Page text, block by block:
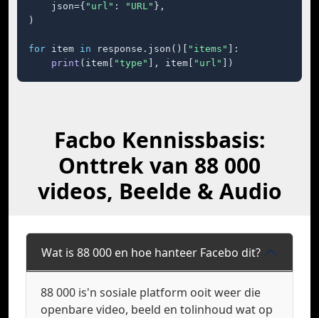
    json={
"url" : "URL" },
)
for item in response.json()[ "items"
]:
print (item[ "type" ], item[ "url" ])
Facbo Kennissbasis:
Onttrek van 88 000
videos, Beelde & Audio
Wat is 88 000 en hoe hanteer Facebo dit?
88 000 is'n sosiale platform ooit weer die
openbare video, beeld en tolinhoud wat op